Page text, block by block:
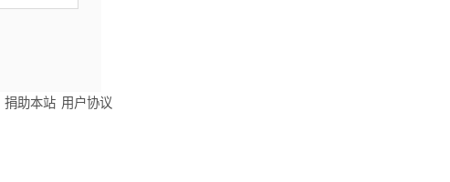
捐助本站 用户协议